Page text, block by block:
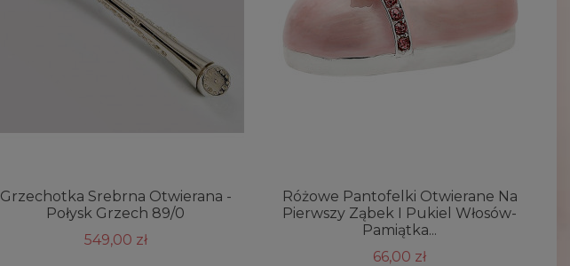
Grzechotka Srebrna Otwierana -
Połysk Grzech 89/0
549,00 zł
Różowe Pantofelki Otwierane Na
Pierwszy Ząbek I Pukiel Włosów-
Pamiątka...
66,00 zł